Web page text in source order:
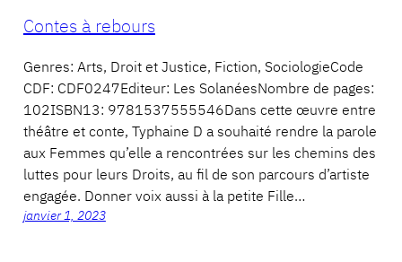
Contes à rebours
Genres: Arts, Droit et Justice, Fiction, SociologieCode
CDF: CDF0247Editeur: Les SolanéesNombre de pages:
102ISBN13: 9781537555546Dans cette œuvre entre
théâtre et conte, Typhaine D a souhaité rendre la parole
aux Femmes qu’elle a rencontrées sur les chemins des
luttes pour leurs Droits, au fil de son parcours d’artiste
engagée. Donner voix aussi à la petite Fille…
janvier 1, 2023